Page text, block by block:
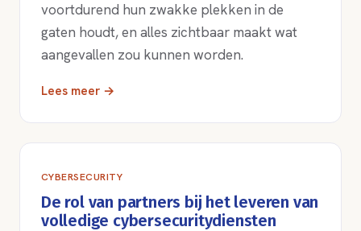
voortdurend hun zwakke plekken in de
gaten houdt, en alles zichtbaar maakt wat
aangevallen zou kunnen worden.
Lees meer →
CYBERSECURITY
De rol van partners bij het leveren van
volledige cybersecuritydiensten